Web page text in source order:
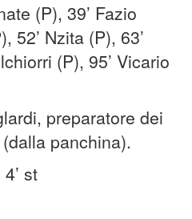
(P), 39’ Fazio
52’ Nzita (P), 63’
(P), 95’ Vicario
preparatore dei
panchina).
st